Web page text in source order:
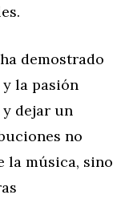
demostrado
la pasión
dejar un
no
la música, sino